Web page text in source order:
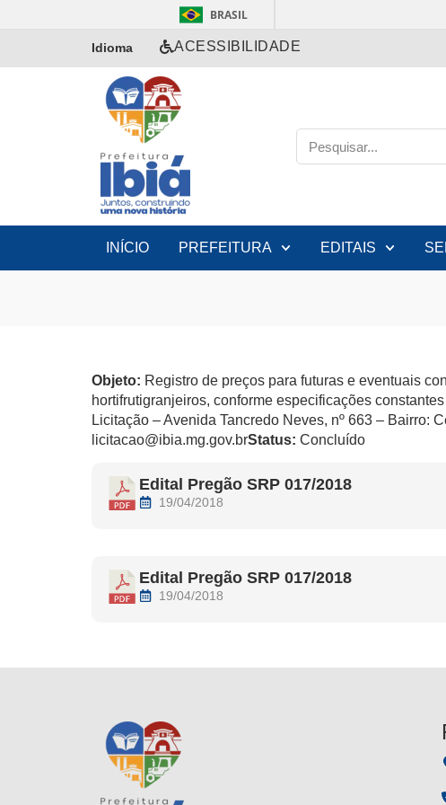
BRASIL
Idioma ACESSIBILIDADE
INÍCIO PREFEITURA EDITAIS
Objeto: Registro de preços para futuras e eventuais
hortifrutigranjeiros, conforme especificações
Licitação – Avenida Tancredo Neves, nº 663 – Bairro:
licitacao@ibia.mg.gov.brStatus: Concluído
Edital Pregão SRP 017/2018
19/04/2018
Edital Pregão SRP 017/2018
19/04/2018